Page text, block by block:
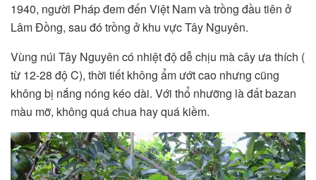
1940, người Pháp đem đến Việt Nam và trồng đầu tiên ở
Lâm Đồng, sau đó trồng ở khu vực Tây Nguyên.
Vùng núi Tây Nguyên có nhiệt độ dễ chịu mà cây ưa thích (
từ 12-28 độ C), thời tiết không ẩm ướt cao nhưng cũng
không bị nắng nóng kéo dài. Với thổ nhưỡng là đất bazan
màu mỡ, không quá chua hay quá kiềm.